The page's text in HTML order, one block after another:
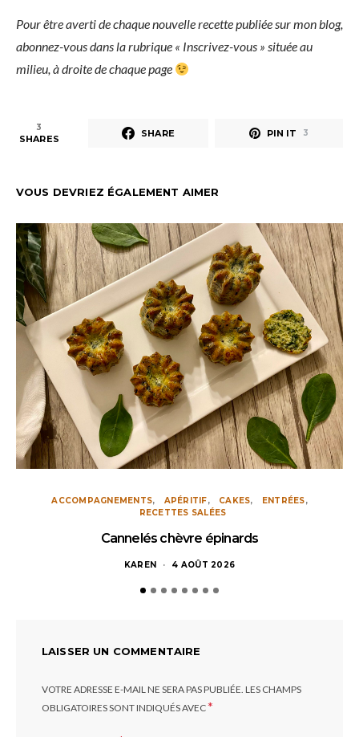
Pour être averti de chaque nouvelle recette publiée sur mon blog,
abonnez-vous dans la rubrique « Inscrivez-vous » située au
milieu, à droite de chaque page
3
SHARES SHARE PIN IT 3
VOUS DEVRIEZ ÉGALEMENT AIMER
ACCOMPAGNEMENTS APÉRITIF CAKES
ENTRÉES
RECETTES SALÉES
Cannelés chèvre épinards
KAREN 4 AOÛT 2026
LAISSER UN COMMENTAIRE
VOTRE ADRESSE E-MAIL NE SERA PAS PUBLIÉE. LES CHAMPS
OBLIGATOIRES SONT INDIQUÉS AVEC*